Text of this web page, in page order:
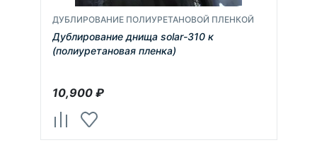
ДУБЛИРОВАНИЕ ПОЛИУРЕТАНОВОЙ ПЛЕНКОЙ
Дублирование днища solar-310 к
(полиуретановая пленка)
10,900₽